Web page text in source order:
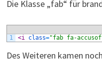
Die Klasse „fab“ für
1
<i class="fab fa-
Des Weiteren kamen